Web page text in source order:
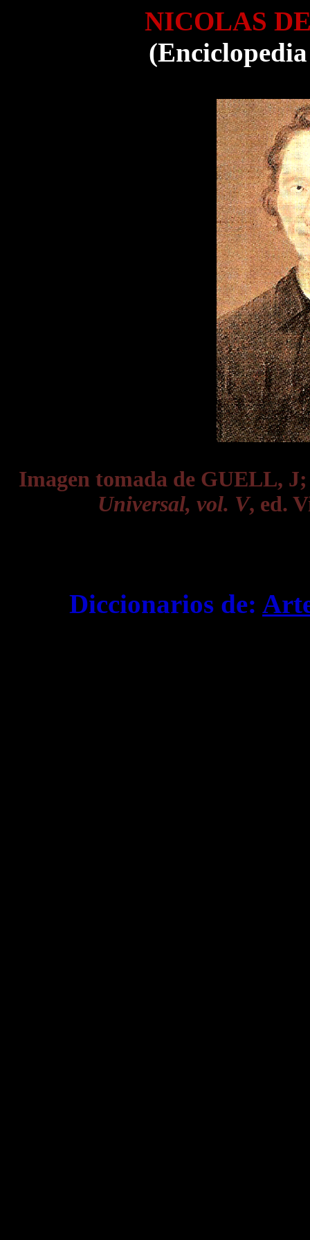
NICOLAS
Imagen tomada de GUELL,
Universal, vol. V, ed.
Diccionarios de: